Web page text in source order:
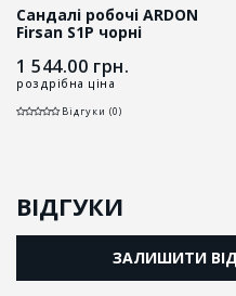
Сандалі робочі ARDON
Firsan S1P чорні
1 544.00 грн.
роздрібна ціна
Відгуки (0)
ВІДГУКИ
ЗАЛИШИТИ